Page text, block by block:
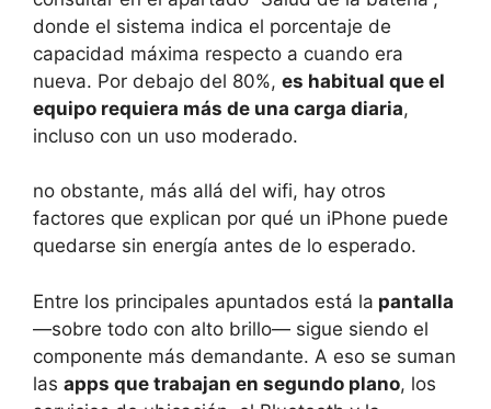
donde el sistema indica el porcentaje de
capacidad máxima respecto a cuando era
nueva. Por debajo del 80%, es habitual que el
equipo requiera más de una carga diaria,
incluso con un uso moderado.
no obstante, más allá del wifi, hay otros
factores que explican por qué un iPhone puede
quedarse sin energía antes de lo esperado.
Entre los principales apuntados está la pantalla
—sobre todo con alto brillo— sigue siendo el
componente más demandante. A eso se suman
las apps que trabajan en segundo plano, los